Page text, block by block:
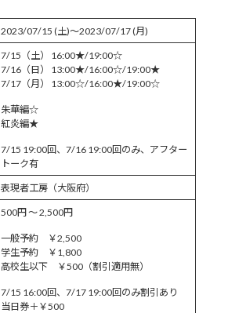
2023/07/15 (土)～2023/07/17 (月)
7/15（土） 16:00★/19:00☆
7/16（日） 13:00★/16:00☆/19:00★
7/17（月） 13:00☆/16:00★/19:00☆
朱華編☆
紅炎編★
7/15 19:00回、7/16 19:00回のみ、アフター
トーク有
表現者工房（大阪府）
500円 ～ 2,500円
一般予約 ￥2,500
学生予約 ￥1,800
高校生以下 ￥500（割引適用無）
7/15 16:00回、7/17 19:00回のみ割引あり
当日券＋￥500